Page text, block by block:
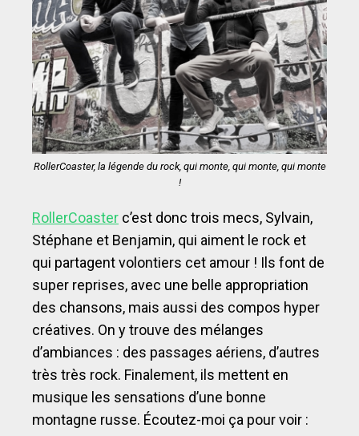
RollerCoaster, la légende du rock, qui monte, qui monte, qui monte
!
RollerCoaster c’est donc trois mecs, Sylvain,
Stéphane et Benjamin, qui aiment le rock et
qui partagent volontiers cet amour ! Ils font de
super reprises, avec une belle appropriation
des chansons, mais aussi des compos hyper
créatives. On y trouve des mélanges
d’ambiances : des passages aériens, d’autres
très très rock. Finalement, ils mettent en
musique les sensations d’une bonne
montagne russe. Écoutez-moi ça pour voir :